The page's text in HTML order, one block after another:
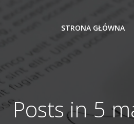
STRONA GŁÓWNA
Posts in 5